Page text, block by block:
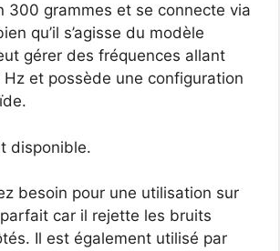
300 grammes et se connecte via
qu’il s’agisse du modèle
gérer des fréquences allant
Hz et possède une configuration
disponible.
besoin pour une utilisation sur
car il rejette les bruits
Il est également utilisé par